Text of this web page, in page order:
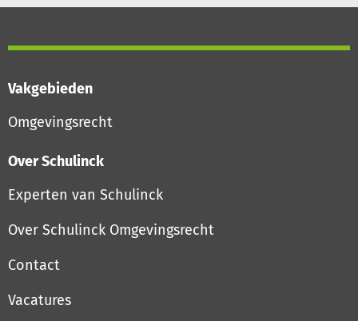
Vakgebieden
Omgevingsrecht
Over Schulinck
Experten van Schulinck
Over Schulinck Omgevingsrecht
Contact
Vacatures